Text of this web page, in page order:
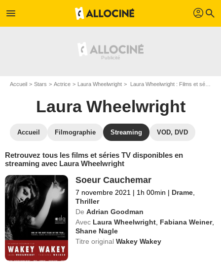
menu profil search
Accueil Stars Actrice Laura Wheelwright Laura Wheelwright : Films et séries online
Laura Wheelwright
Accueil Filmographie Streaming VOD, DVD
Retrouvez tous les films et séries TV disponibles en
streaming avec Laura Wheelwright
Soeur Cauchemar
7 novembre 2021 | 1h 00min | Drame
Thriller
De Adrian Goodman
Avec Laura Wheelwright Fabiana Weiner,
Shane Nagle
Titre originalWakey Wakey